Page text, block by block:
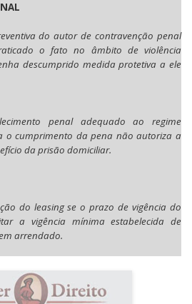
do autor de contravenção penal
o fato no âmbito de violência
descumprido medida protetiva a ele
penal adequado ao regime
o cumprimento da pena não autoriza a
da prisão domiciliar.
do leasing se o prazo de vigência do
a vigência mínima estabelecida de
arrendado.